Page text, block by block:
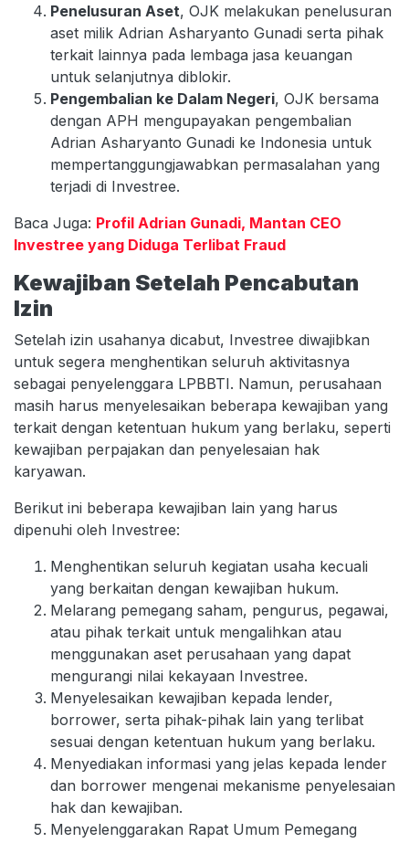
Penelusuran Aset, OJK melakukan penelusuran
aset milik Adrian Asharyanto Gunadi serta pihak
terkait lainnya pada lembaga jasa keuangan
untuk selanjutnya diblokir.
Pengembalian ke Dalam Negeri, OJK bersama
dengan APH mengupayakan pengembalian
Adrian Asharyanto Gunadi ke Indonesia untuk
mempertanggungjawabkan permasalahan yang
terjadi di Investree.
Baca Juga: Profil Adrian Gunadi, Mantan CEO
Investree yang Diduga Terlibat Fraud
Kewajiban Setelah Pencabutan
Izin
Setelah izin usahanya dicabut, Investree diwajibkan
untuk segera menghentikan seluruh aktivitasnya
sebagai penyelenggara LPBBTI. Namun, perusahaan
masih harus menyelesaikan beberapa kewajiban yang
terkait dengan ketentuan hukum yang berlaku, seperti
kewajiban perpajakan dan penyelesaian hak
karyawan.
Berikut ini beberapa kewajiban lain yang harus
dipenuhi oleh Investree:
Menghentikan seluruh kegiatan usaha kecuali
yang berkaitan dengan kewajiban hukum.
Melarang pemegang saham, pengurus, pegawai,
atau pihak terkait untuk mengalihkan atau
menggunakan aset perusahaan yang dapat
mengurangi nilai kekayaan Investree.
Menyelesaikan kewajiban kepada lender,
borrower, serta pihak-pihak lain yang terlibat
sesuai dengan ketentuan hukum yang berlaku.
Menyediakan informasi yang jelas kepada lender
dan borrower mengenai mekanisme penyelesaian
hak dan kewajiban.
Menyelenggarakan Rapat Umum Pemegang